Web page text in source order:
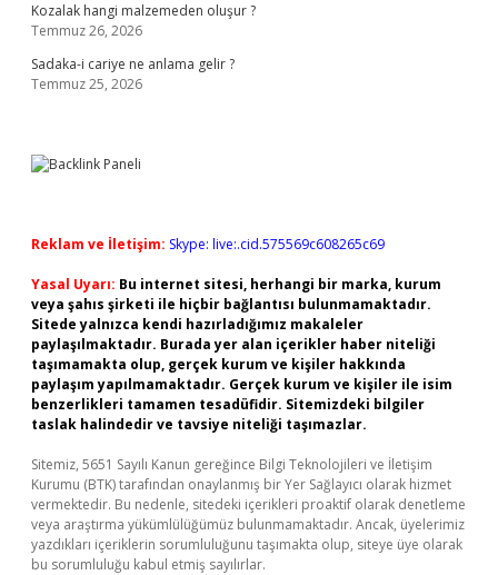
Kozalak hangi malzemeden oluşur ?
Temmuz 26, 2026
Sadaka-i cariye ne anlama gelir ?
Temmuz 25, 2026
Reklam ve İletişim: Skype: live:.cid.575569c608265c69
Yasal Uyarı: Bu internet sitesi, herhangi bir marka, kurum
veya şahıs şirketi ile hiçbir bağlantısı bulunmamaktadır.
Sitede yalnızca kendi hazırladığımız makaleler
paylaşılmaktadır. Burada yer alan içerikler haber niteliği
taşımamakta olup, gerçek kurum ve kişiler hakkında
paylaşım yapılmamaktadır. Gerçek kurum ve kişiler ile isim
benzerlikleri tamamen tesadüfidir. Sitemizdeki bilgiler
taslak halindedir ve tavsiye niteliği taşımazlar.
Sitemiz, 5651 Sayılı Kanun gereğince Bilgi Teknolojileri ve İletişim
Kurumu (BTK) tarafından onaylanmış bir Yer Sağlayıcı olarak hizmet
vermektedir. Bu nedenle, sitedeki içerikleri proaktif olarak denetleme
veya araştırma yükümlülüğümüz bulunmamaktadır. Ancak, üyelerimiz
yazdıkları içeriklerin sorumluluğunu taşımakta olup, siteye üye olarak
bu sorumluluğu kabul etmiş sayılırlar.